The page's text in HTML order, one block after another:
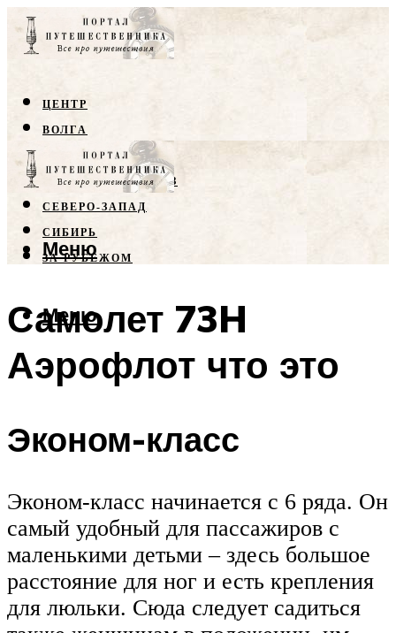
ЦЕНТР
ВОЛГА
КРЫМ
СЕВЕРНЫЙ КАВКАЗ
СЕВЕРО-ЗАПАД
СИБИРЬ
ЗА РУБЕЖОМ
Меню
Меню
Самолет 73H
Аэрофлот что это
Эконом-класс
Эконом-класс начинается с 6 ряда. Он
самый удобный для пассажиров с
маленькими детьми – здесь большое
расстояние для ног и есть крепления
для люльки. Сюда следует садиться